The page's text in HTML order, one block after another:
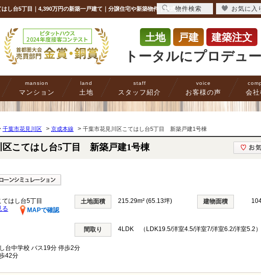
千葉市花見川区こてはし台5丁目 新築戸建1号棟 千葉県千葉市花見川区こてはし台5丁目｜4,390万円の新築一戸建て｜分譲住宅や新築物件｜株式会社アフィオ
土地 戸建 建築注文
トータルにプロデュ
mansion
マンション
land
土地
staff
スタッフ紹介
voice
お客様の声 会
千葉市花見川区 > 京成本線 > 千葉市花見川区こてはし台5丁目 新築戸建1号棟
区こてはし台5丁目 新築戸建1号棟
はし台5丁目
MAPで確認
る
土地面積 215.29m² (65.13坪) 建物面積
間取り 4LDK （LDK19.5/洋室4.5/洋室7/洋室6.2/洋室5.2）
台中学校 バス19分 停歩2分
42分
物件検索 お気に入